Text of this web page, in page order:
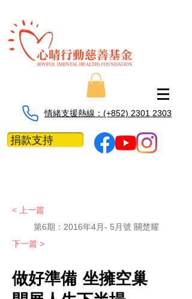
情緒支援熱線：​​(+852) 2301 2303
捐款支持
< 上一篇
第6期： 2016年4月- 5月號 關楚耀
下一篇 >
做好準備 坐擁空巢